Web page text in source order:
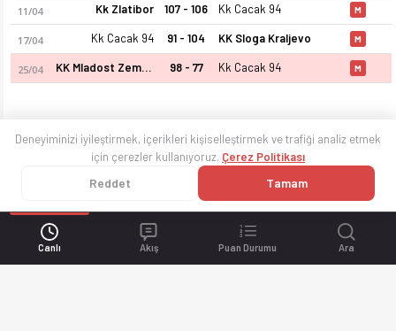
Canlı Akış Puan Durumu Ara
11/04 Kk Zlatibor 107 - 106 Kk Cacak 94 M
17/04 Kk Cacak 94 91 - 104 KK Sloga Kraljevo M
25/04 KK Mladost Zemun 98 - 77 Kk Cacak 94 M
Deneyiminizi iyileştirmek, içerikleri kişiselleştirmek ve trafiği analiz etmek
için çerezler kullanıyoruz. Çerez Politikası
Reddet Tamam